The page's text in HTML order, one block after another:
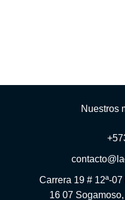
Nuestros
Carrera 19 # 12ª-
16 07